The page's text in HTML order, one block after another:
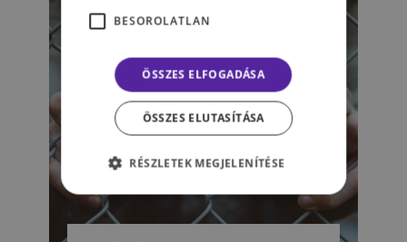
BESOROLATLAN
ÖSSZES ELFOGADÁSA
ÖSSZES ELUTASÍTÁSA
RÉSZLETEK MEGJELENÍTÉSE